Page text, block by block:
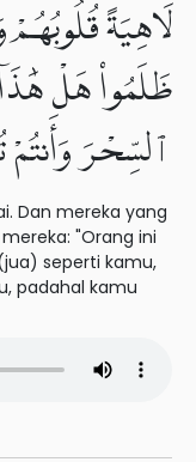
لَاهِيَةً
ظَلَمُوا۟ هَلْ هَٰذَآ
ٱلسِّحْرَ وَأَنتُمْ
Dan mereka yang
"Orang ini
seperti kamu,
padahal kamu